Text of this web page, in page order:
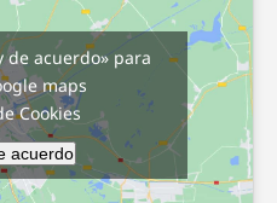
de acuerdo» para
maps
Cookies
acuerdo